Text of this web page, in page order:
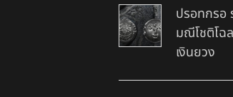
ปรอทกรอ
มณีโชติโฉ
เงินยวง